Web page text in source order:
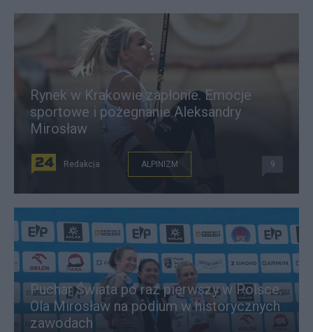
Rynek w Krakowie zapłonie. Emocje
sportowe i pożegnanie Aleksandry
Mirosław
Redakcja ALPINIZM 9
Puchar Świata po raz pierwszy w Polsce.
Ola Mirosław na podium w historycznych
zawodach